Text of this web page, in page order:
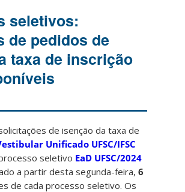
seletivos:
de pedidos de
taxa de inscrição
de isenção da taxa de
Unificado UFSC/IFSC
seletivo EaD UFSC/2024
a partir desta segunda-feira,6
de cada processo seletivo. Os